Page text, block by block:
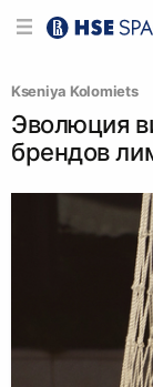
Kseniya Kolomiets
Эволюция
брендов